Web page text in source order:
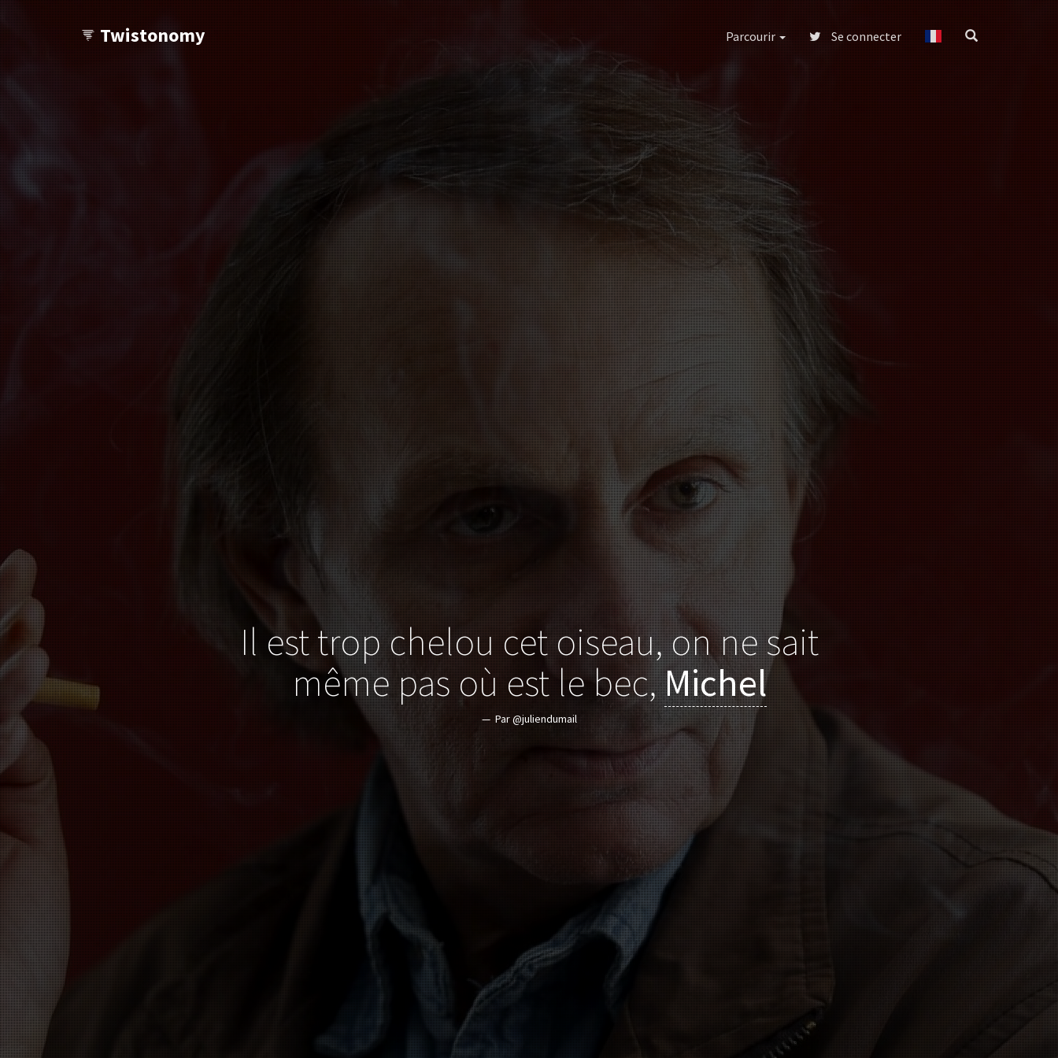
Twistonomy
Tu veux voir d'autres Twists ?
Parcourir Se connecter
Il est trop chelou cet oiseau, on ne sait
même pas où est le bec,Michel
Par @juliendumail